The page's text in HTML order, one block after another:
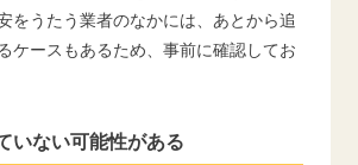
をうたう業者のなかには、あとから追
ケースもあるため、事前に確認してお
いない可能性がある